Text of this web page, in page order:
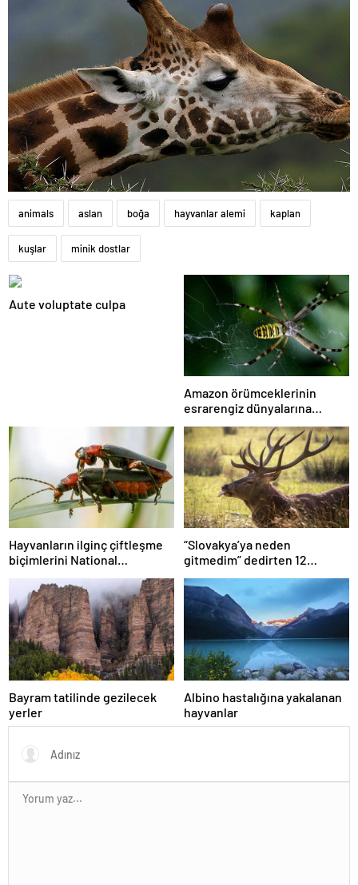
animals aslan boğa hayvanlar alemi kaplan
kuşlar minik dostlar
Aute voluptate culpa
Amazon örümceklerinin
esrarengiz dünyalarına
gitmeye hazır olun.
Hayvanların ilginç çiftleşme
biçimlerini National
Geographic görüntüledi.
“Slovakya’ya neden
gitmedim” dedirten 12
fotoğraf
Bayram tatilinde gezilecek
yerler
Albino hastalığına yakalanan
hayvanlar